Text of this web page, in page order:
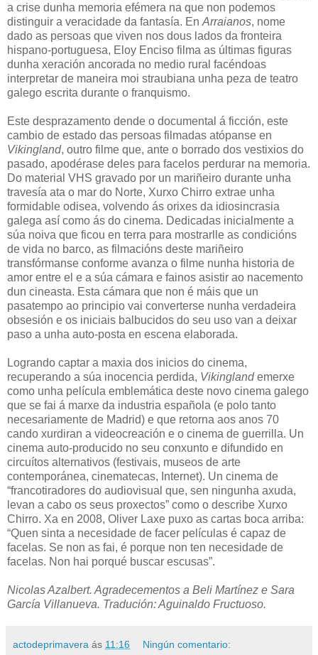
a crise dunha memoria efémera na que non podemos
distinguir a veracidade da fantasía. En Arraianos, nome
dado as persoas que viven nos dous lados da fronteira
hispano-portuguesa, Eloy Enciso filma as últimas figuras
dunha xeración ancorada no medio rural facéndoas
interpretar de maneira moi straubiana unha peza de teatro
galego escrita durante o franquismo.
Este desprazamento dende o documental á ficción, este
cambio de estado das persoas filmadas atópanse en
Vikingland, outro filme que, ante o borrado dos vestixios do
pasado, apodérase deles para facelos perdurar na memoria.
Do material VHS gravado por un mariñeiro durante unha
travesía ata o mar do Norte, Xurxo Chirro extrae unha
formidable odisea, volvendo ás orixes da idiosincrasia
galega así como ás do cinema. Dedicadas inicialmente a
súa noiva que ficou en terra para mostrarlle as condicións
de vida no barco, as filmacións deste mariñeiro
transfórmanse conforme avanza o filme nunha historia de
amor entre el e a súa cámara e fainos asistir ao nacemento
dun cineasta. Esta cámara que non é máis que un
pasatempo ao principio vai converterse nunha verdadeira
obsesión e os iniciais balbucidos do seu uso van a deixar
paso a unha auto-posta en escena elaborada.
Logrando captar a maxia dos inicios do cinema,
recuperando a súa inocencia perdida, Vikinglandemerxe
como unha película emblemática deste novo cinema galego
que se fai á marxe da industria española (e polo tanto
necesariamente de Madrid) e que retorna aos anos 70
cando xurdiran a videocreación e o cinema de guerrilla. Un
cinema auto-producido no seu conxunto e difundido en
circuítos alternativos (festivais, museos de arte
contemporánea, cinematecas, Internet). Un cinema de
“francotiradores do audiovisual que, sen ningunha axuda,
levan a cabo os seus proxectos” como o describe Xurxo
Chirro. Xa en 2008, Oliver Laxe puxo as cartas boca arriba:
“Quen sinta a necesidade de facer películas é capaz de
facelas. Se non as fai, é porque non ten necesidade de
facelas. Non hai porqué buscar escusas”.
Nicolas Azalbert. Agradecementos a Beli Martínez e Sara
García Villanueva. Tradución: Aguinaldo Fructuoso.
actodeprimavera ás 11:16 Ningún comentario: